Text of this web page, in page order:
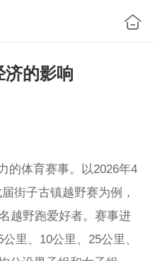
济的影响
的体育赛事。以2026年4
街子古镇越野赛为例，
越野跑爱好者。赛事进
里、10公里、25公里、